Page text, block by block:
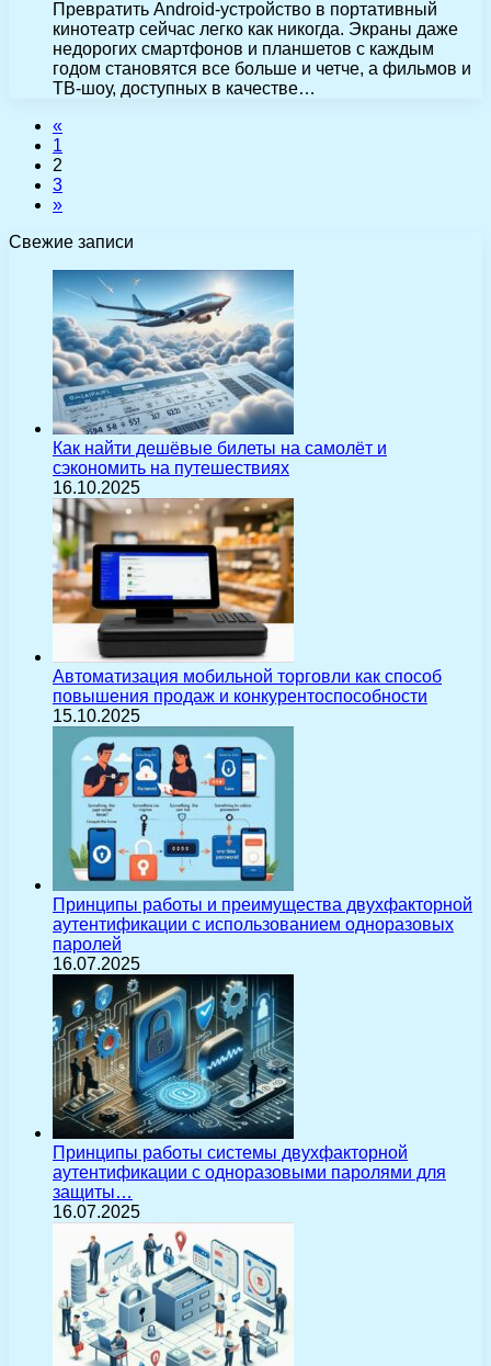
Превратить Android-устройство в портативный
кинотеатр сейчас легко как никогда. Экраны даже
недорогих смартфонов и планшетов с каждым
годом становятся все больше и четче, а фильмов и
ТВ-шоу, доступных в качестве…
«
1
2
3
»
Свежие записи
Как найти дешёвые билеты на самолёт и
сэкономить на путешествиях
16.10.2025
Автоматизация мобильной торговли как способ
повышения продаж и конкурентоспособности
15.10.2025
Принципы работы и преимущества двухфакторной
аутентификации с использованием одноразовых
паролей
16.07.2025
Принципы работы системы двухфакторной
аутентификации с одноразовыми паролями для
защиты…
16.07.2025